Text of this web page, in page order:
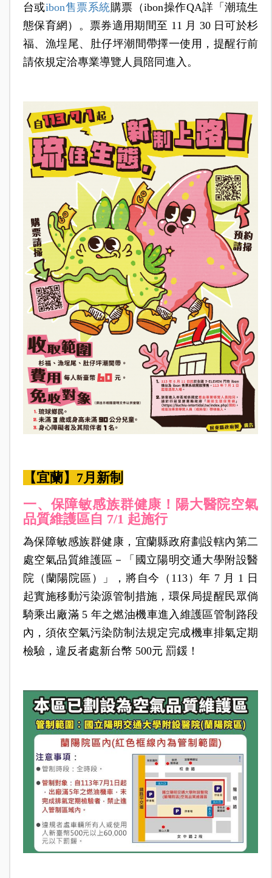
台或ibon售票系統購票（ibon操作QA詳「潮琉生
態保育網）。票券適用期間至 11 月 30 日可於杉
福、漁埕尾、肚仔坪潮間帶擇一使用，提醒行前
請依規定洽專業導覽人員陪同進入。
【宜蘭】7月新制
一、保障敏感族群健康！陽大醫院空氣
品質維護區自 7/1 起施行
為保障敏感族群健康，宜蘭縣政府劃設轄內第二
處空氣品質維護區－「國立陽明交通大學附設醫
院（蘭陽院區）」，將自今（113）年 7 月 1 日
起實施移動污染源管制措施，環保局提醒民眾倘
騎乘出廠滿 5 年之燃油機車進入維護區管制路段
內，須依空氣污染防制法規定完成機車排氣定期
檢驗，違反者處新台幣 500元 罰鍰！